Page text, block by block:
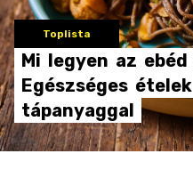
Toplista
Mi legyen az ebéd
Egészséges ételek
tápanyaggal